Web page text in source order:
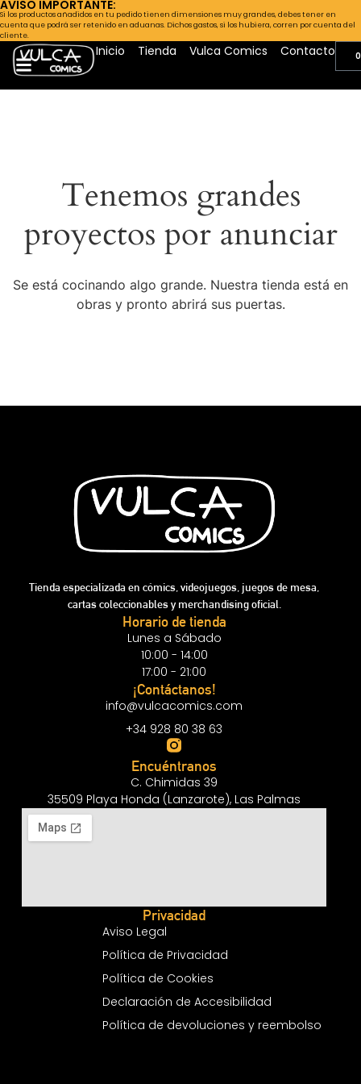
AVISO IMPORTANTE:
Si los productos añadidos en tu pedido tienen dimensiones muy grandes, debes tener en
cuenta que podrá ser retenido en aduanas. Dichos gastos, si los hubiera, corren por cuenta del
cliente.
Inicio Tienda Vulca Comics Contacto
Tenemos grandes
proyectos por anunciar
Se está cocinando algo grande. Nuestra tienda está en
obras y pronto abrirá sus puertas.
Tienda especializada en cómics, videojuegos, juegos de mesa,
cartas coleccionables y merchandising oficial.
Horario de tienda
Lunes a Sábado
10:00 - 14:00
17:00 - 21:00
¡Contáctanos!
info@vulcacomics.com
+34 928 80 38 63
Encuéntranos
C. Chimidas 39
35509 Playa Honda (Lanzarote), Las Palmas
Privacidad
Aviso Legal
Política de Privacidad
Política de Cookies
Declaración de Accesibilidad
Política de devoluciones y reembolso